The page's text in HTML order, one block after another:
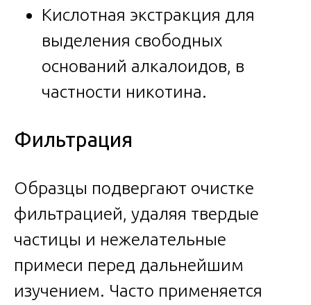
Кислотная экстракция для
выделения свободных
оснований алкалоидов, в
частности никотина.
Фильтрация
Образцы подвергают очистке
фильтрацией, удаляя твердые
частицы и нежелательные
примеси перед дальнейшим
изучением. Часто применяется